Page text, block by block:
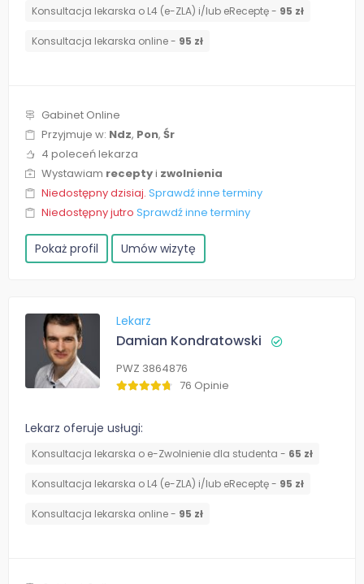
Konsultacja lekarska o L4 (e-ZLA) i/lub eReceptę - 95 zł
Konsultacja lekarska online - 95 zł
Gabinet Online
Przyjmuje w: Ndz, Pon, Śr
4 poleceń lekarza
Wystawiam receptyi zwolnienia
Niedostępny dzisiaj. Sprawdź inne terminy
Niedostępny jutro Sprawdź inne terminy
Pokaż profil Umów wizytę
Lekarz
Damian Kondratowski
PWZ 3864876
76 Opinie
Lekarz oferuje usługi:
Konsultacja lekarska o e-Zwolnienie dla studenta - 65 zł
Konsultacja lekarska o L4 (e-ZLA) i/lub eReceptę - 95 zł
Konsultacja lekarska online - 95 zł